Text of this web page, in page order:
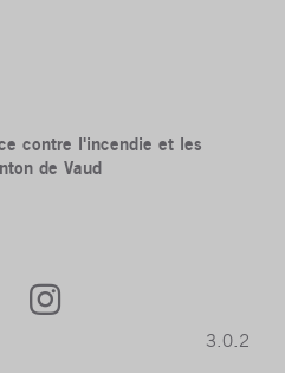
contre l'incendie et les
de Vaud
3.0.2